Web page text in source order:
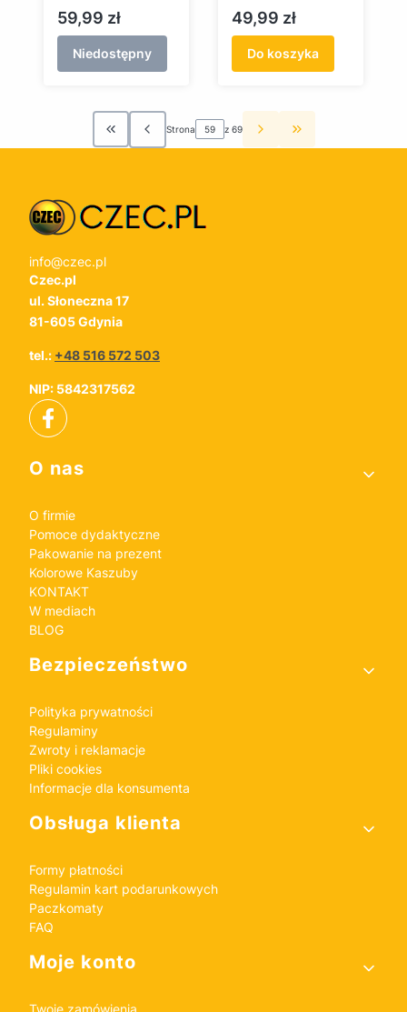
zdjęcia Sopotu
Cena
59,99 zł
Niedostępny
kreacją -
tożsamość
Pomorza jako
czynnik
Cena
49,99 zł
Do koszyka
Wróć do pierwszej strony z produktami
Strona z 69 Przejdź do
info@czec.pl
Czec.pl
ul. Słoneczna 17
81-605 Gdynia
tel.: +48 516 572 503
NIP: 5842317562
Linki w stopce
O nas
O firmie
Pomoce dydaktyczne
Pakowanie na prezent
Kolorowe Kaszuby
KONTAKT
W mediach
BLOG
Bezpieczeństwo
Polityka prywatności
Regulaminy
Zwroty i reklamacje
Pliki cookies
Informacje dla konsumenta
Obsługa klienta
Formy płatności
Regulamin kart podarunkowych
Paczkomaty
FAQ
Moje konto
Twoje zamówienia